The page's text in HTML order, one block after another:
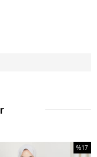
%17